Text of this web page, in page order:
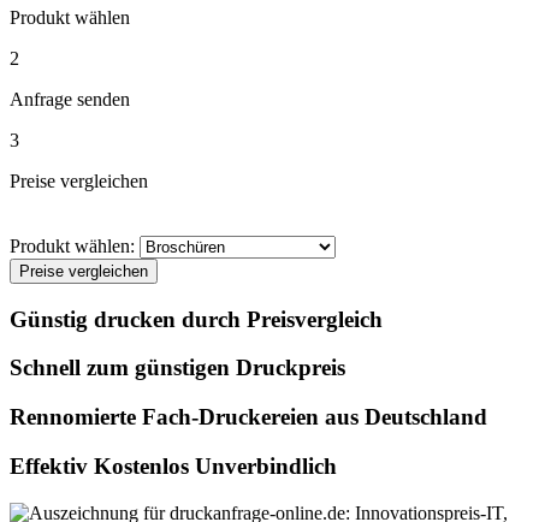
Produkt wählen
2
Anfrage senden
3
Preise vergleichen
Produkt wählen:
Preise vergleichen
Günstig drucken durch Preisvergleich
Schnell zum günstigen Druckpreis
Rennomierte Fach-Druckereien aus Deutschland
Effektiv Kostenlos Unverbindlich